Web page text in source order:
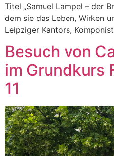
Titel „Samuel Lam­pel – der
dem sie das Leben, Wirken
Leipziger Kan­tors,
Besuch von
im Grundkurs
11